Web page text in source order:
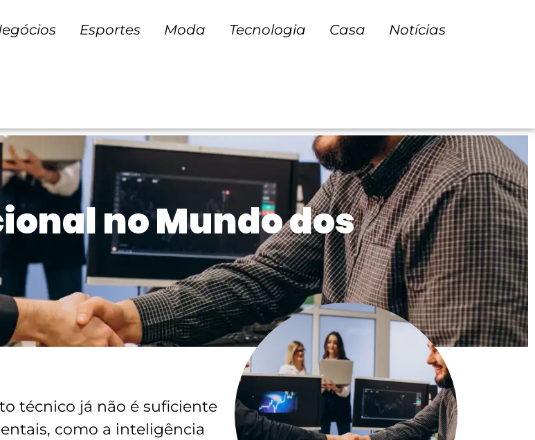
Esportes Moda Tecnologia Casa Notícias
no Mundo dos
técnico já não é suficiente
como a inteligência